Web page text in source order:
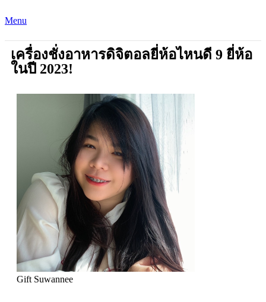
Menu
เครื่องชั่งอาหารดิจิตอลยี่ห้อไหนดี 9 ยี่ห้อ
ในปี 2023!
Gift Suwannee